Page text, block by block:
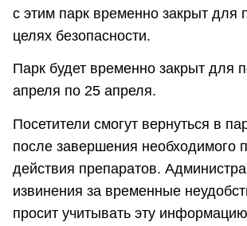
с этим парк временно закрыт для
целях безопасности.
Парк будет временно закрыт для
апреля по 25 апреля.
Посетители смогут вернуться в
после завершения необходимого
действия препаратов.
извинения за временные
просит учитывать эту